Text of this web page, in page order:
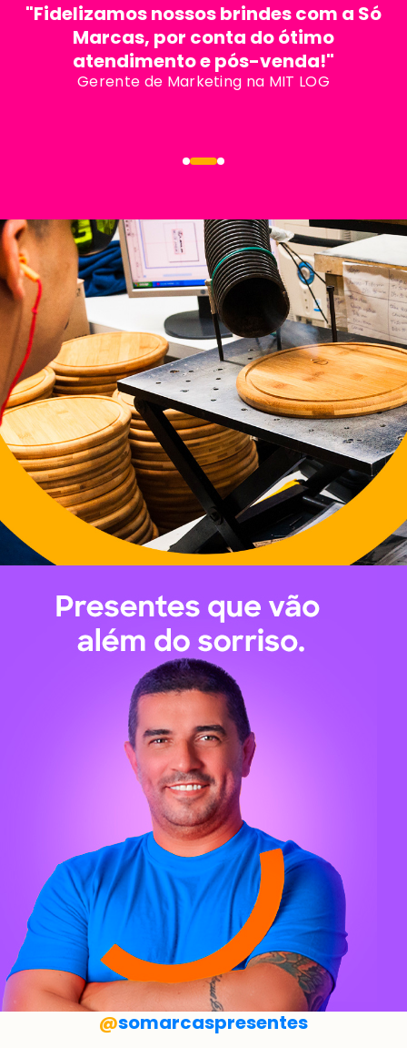
"Fidelizamos nossos brindes com a Só
Marcas, por conta do ótimo
atendimento e pós-venda!"
Gerente de Marketing na MIT LOG
@somarcaspresentes